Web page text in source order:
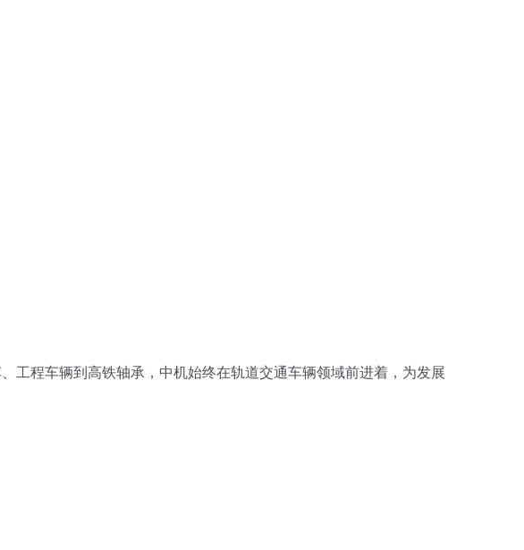
工程车辆到高铁轴承，中机始终在轨道交通车辆领域前进着，为发展